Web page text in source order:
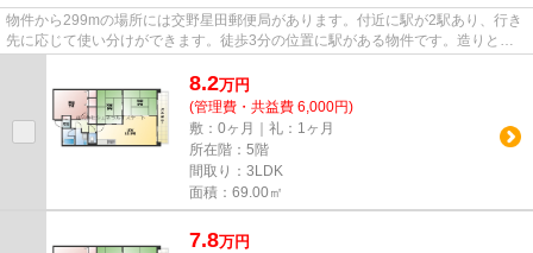
物件から299mの場所には交野星田郵便局があります。付近に駅が2駅あり、行き
先に応じて使い分けができます。徒歩3分の位置に駅がある物件です。造りとデ
8.2万円
(管理費・共益費 6,000円)
敷：0ヶ月｜礼：1ヶ月
所在階：5階
間取り：3LDK
面積：69.00㎡
7.8万円